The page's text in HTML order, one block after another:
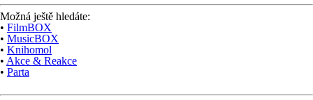
Možná ještě hledáte:
• FilmBOX
• MusicBOX
• Knihomol
• Akce & Reakce
• Parta